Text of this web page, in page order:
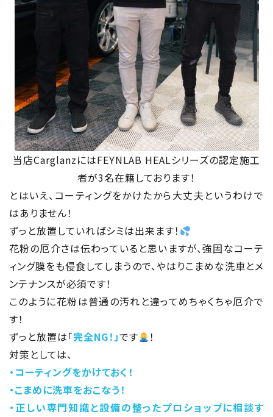
当店CarglanzにはFEYNLAB HEALシリーズの認定施工
者が3名在籍しております！
とはいえ、コーティングをかけたから大丈夫というわけで
はありません！
ずっと放置していればシミは出来ます！
花粉の厄介さは伝わっていると思いますが、強固なコーテ
ィング膜をも侵食してしまうので、やはりこまめな洗車とメ
ンテナンスが必須です！
このように花粉は普通の汚れと違ってめちゃくちゃ厄介で
す！
ずっと放置は「完全NG！」です
！
対策としては、
・コーティングをかけておく！
・こまめに洗車をおこなう！
・正しい専門知識と設備の整ったプロショップに相談す